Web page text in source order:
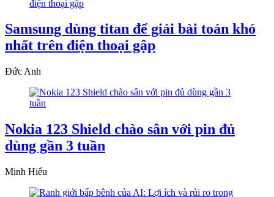
Samsung dùng titan để giải bài toán khó
nhất trên điện thoại gập
Đức Anh
Nokia 123 Shield chào sân với pin đủ
dùng gần 3 tuần
Minh Hiếu